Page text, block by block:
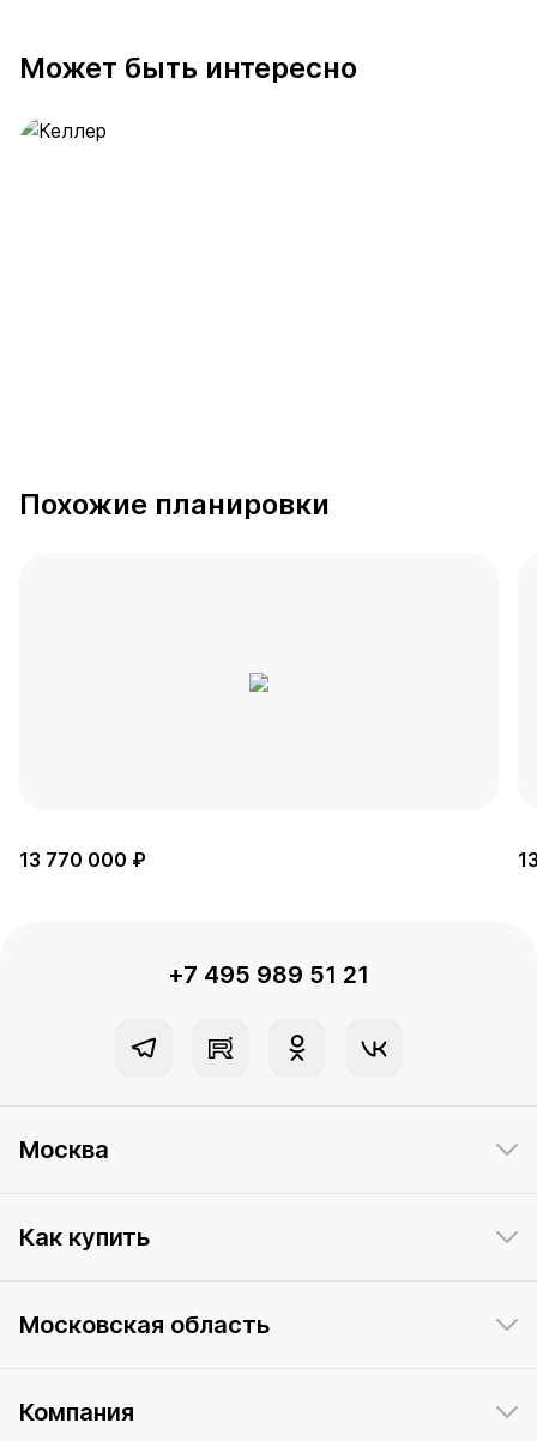
Может быть интересно
Похожие планировки
13 770 000 ₽
+7 495 989 51 21
Москва
Как купить
Московская область
Компания